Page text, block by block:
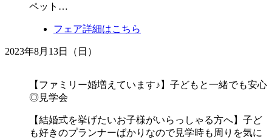
ペット…
フェア詳細はこちら
2023年8月13日（日）
【ファミリー婚増えています♪】子どもと一緒でも安心
◎見学会
【結婚式を挙げたいお子様がいらっしゃる方へ】子ど
も好きのプランナーばかりなので見学時も周りを気に